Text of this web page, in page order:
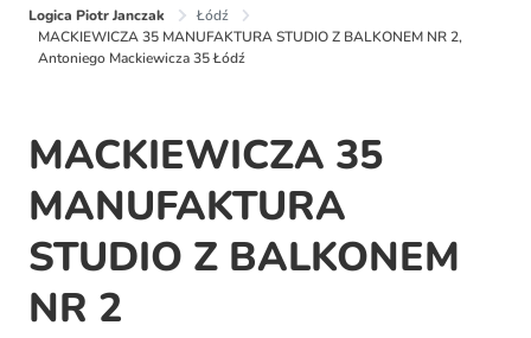
Logica Piotr Janczak
Łódź
MACKIEWICZA 35 MANUFAKTURA STUDIO Z BALKONEM NR 2,
Antoniego Mackiewicza 35 Łódź
MACKIEWICZA 35
MANUFAKTURA
STUDIO Z BALKONEM
NR 2